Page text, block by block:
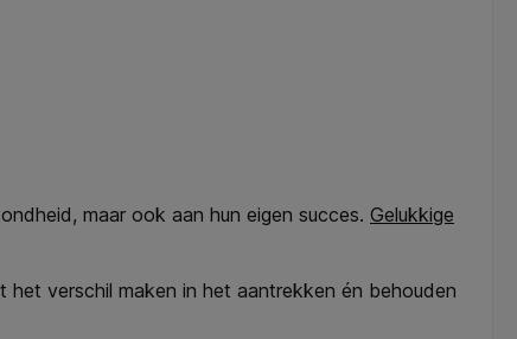
maar ook aan hun eigen succes. Gelukkige
verschil maken in het aantrekken én behouden